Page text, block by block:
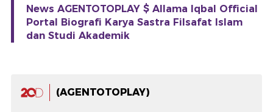
News AGENTOTOPLAY $ Allama Iqbal Official
Portal Biografi Karya Sastra Filsafat Islam
dan Studi Akademik
(AGENTOTOPLAY)